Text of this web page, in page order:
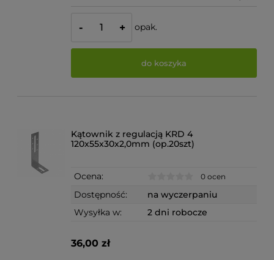
- + opak.
do koszyka
Kątownik z regulacją KRD 4
120x55x30x2,0mm (op.20szt)
Ocena: 0 ocen
Dostępność:
na wyczerpaniu
Wysyłka w:
2 dni robocze
36,00 zł